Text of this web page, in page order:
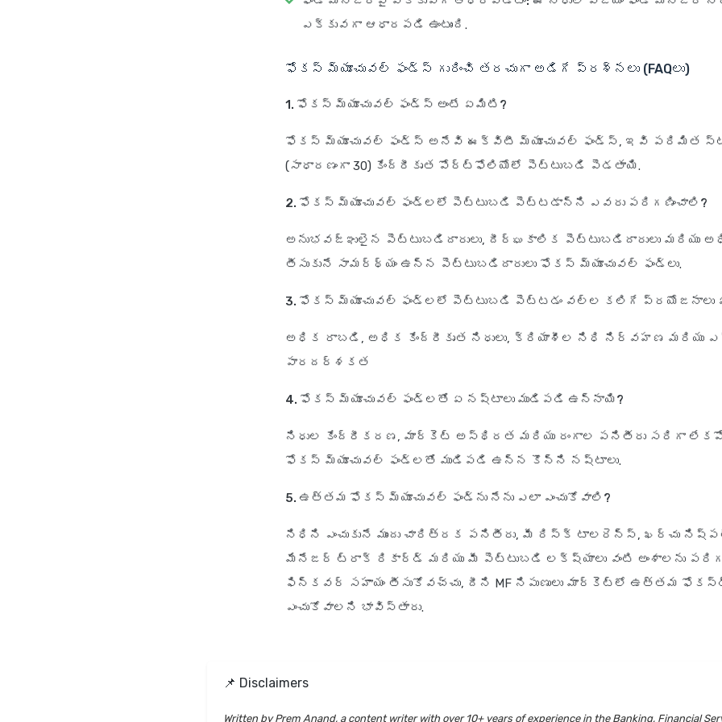
ఎక్కువగా ఆధారపడి ఉంటుంది.
ఫోకస్ మ్యూచువల్ ఫండ్స్ గురించి తరచుగా అడిగే ప్రశ్నలు (FAQలు)
1. ఫోకస్ మ్యూచువల్ ఫండ్స్ అంటే ఏమిటి?
ఫోకస్ మ్యూచువల్ ఫండ్స్ అనేవి ఈక్విటీ మ్యూచువల్ ఫండ్స్, ఇవి పరిమిత
(సాధారణంగా 30) కేంద్రీకృత పోర్ట్‌ఫోలియోలో పెట్టుబడి పెడతాయి.
2. ఫోకస్ మ్యూచువల్ ఫండ్లలో పెట్టుబడి పెట్టడాన్ని ఎవరు పరిగణించాలి?
అనుభవజ్ఞులైన పెట్టుబడిదారులు, దీర్ఘకాలిక పెట్టుబడిదారులు మరియు
తీసుకునే సామర్థ్యం ఉన్న పెట్టుబడిదారులు ఫోకస్ మ్యూచువల్ ఫండ్లు.
3. ఫోకస్ మ్యూచువల్ ఫండ్లలో పెట్టుబడి పెట్టడం వల్ల కలిగే ప్రయోజనాలు
అధిక రాబడి, అధిక కేంద్రీకృత నిధులు, క్రియాశీల నిధి నిర్వహణ మరియు
పారదర్శకత
4. ఫోకస్ మ్యూచువల్ ఫండ్లతో ఏ నష్టాలు ముడిపడి ఉన్నాయి?
నిధుల కేంద్రీకరణ, మార్కెట్ అస్థిరత మరియు రంగాల పనితీరు సరిగా
ఫోకస్ మ్యూచువల్ ఫండ్లతో ముడిపడి ఉన్న కొన్ని నష్టాలు.
5. ఉత్తమ ఫోకస్ మ్యూచువల్ ఫండ్‌ను నేను ఎలా ఎంచుకోవాలి?
నిధిని ఎంచుకునే ముందు చారిత్రక పనితీరు, మీ రిస్క్ టాలరెన్స్, ఖర్చు
మేనేజర్ ట్రాక్ రికార్డ్ మరియు మీ పెట్టుబడి లక్ష్యాలు వంటి అంశాలను
ఫిన్‌కవర్ సహాయం తీసుకోవచ్చు, దీని MF నిపుణులు మార్కెట్లో ఉత్తమ ఫోకస్డ్
ఎంచుకోవాలని భావిస్తారు.
📌 Disclaimers
Written by Prem Anand, a content writer with over 10+ years of experience in the Banking, Financial